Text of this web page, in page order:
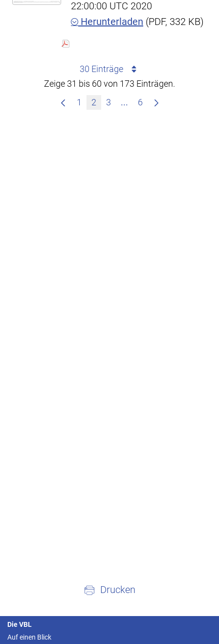
22:00:00 UTC 2020
Herunterladen (PDF, 332 KB)
30 Einträge
Zeige 31 bis 60 von 173 Einträgen.
1
2 3 ... Zwischenseiten
6
Drucken
Die VBL
Auf einen Blick